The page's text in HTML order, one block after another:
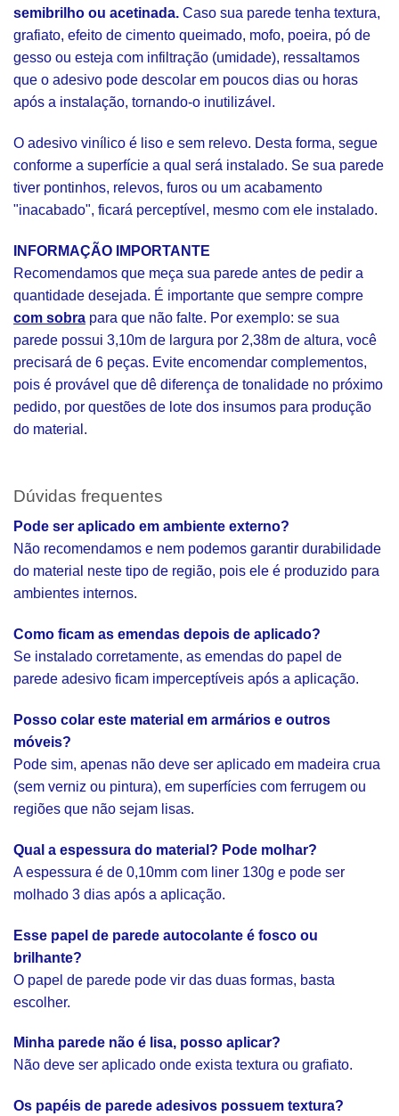
semibrilho ou acetinada. Caso sua parede tenha textura,
grafiato, efeito de cimento queimado, mofo, poeira, pó de
gesso ou esteja com infiltração (umidade), ressaltamos
que o adesivo pode descolar em poucos dias ou horas
após a instalação, tornando-o inutilizável.
O adesivo vinílico é liso e sem relevo. Desta forma, segue
conforme a superfície a qual será instalado. Se sua parede
tiver pontinhos, relevos, furos ou um acabamento
"inacabado", ficará perceptível, mesmo com ele instalado.
INFORMAÇÃO IMPORTANTE
Recomendamos que meça sua parede antes de pedir a
quantidade desejada. É importante que sempre compre
com sobra para que não falte. Por exemplo: se sua
parede possui 3,10m de largura por 2,38m de altura, você
precisará de 6 peças. Evite encomendar complementos,
pois é provável que dê diferença de tonalidade no próximo
pedido, por questões de lote dos insumos para produção
do material.
Dúvidas frequentes
Pode ser aplicado em ambiente externo?
Não recomendamos e nem podemos garantir durabilidade
do material neste tipo de região, pois ele é produzido para
ambientes internos.
Como ficam as emendas depois de aplicado?
Se instalado corretamente, as emendas do papel de
parede adesivo ficam imperceptíveis após a aplicação.
Posso colar este material em armários e outros
móveis?
Pode sim, apenas não deve ser aplicado em madeira crua
(sem verniz ou pintura), em superfícies com ferrugem ou
regiões que não sejam lisas.
Qual a espessura do material? Pode molhar?
A espessura é de 0,10mm com liner 130g e pode ser
molhado 3 dias após a aplicação.
Esse papel de parede autocolante é fosco ou
brilhante?
O papel de parede pode vir das duas formas, basta
escolher.
Minha parede não é lisa, posso aplicar?
Não deve ser aplicado onde exista textura ou grafiato.
Os papéis de parede adesivos possuem textura?